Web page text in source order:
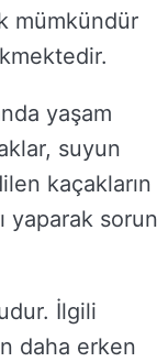
mümkündür
yaşam
suyun
kaçakların
yaparak
İlgili
daha erken